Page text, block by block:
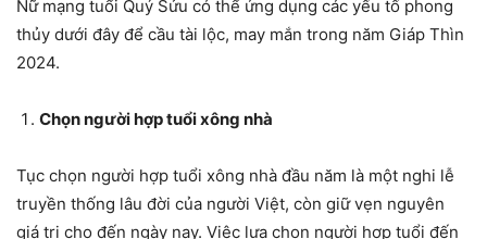
Nữ mạng tuổi Quý Sửu có thể ứng dụng các yếu tố phong
thủy dưới đây để cầu tài lộc, may mắn trong năm Giáp Thìn
2024.
Chọn người hợp tuổi xông nhà
Tục chọn người hợp tuổi xông nhà đầu năm là một nghi lễ
truyền thống lâu đời của người Việt, còn giữ vẹn nguyên
giá trị cho đến ngày nay. Việc lựa chọn người hợp tuổi đến